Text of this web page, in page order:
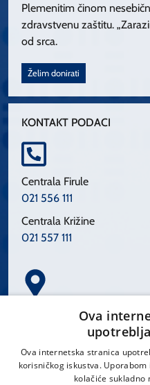
Plemenitim činom
zdravstvenu zaštitu.
od srca.
Želim donirati
KONTAKT PODACI
Centrala Firule
021 556 111
Centrala Križine
021 557 111
Spinčićeva 1, 21000 Split
Ova
Ova internetska stranica
korisničkog iskustva.
kolačiće sukladno